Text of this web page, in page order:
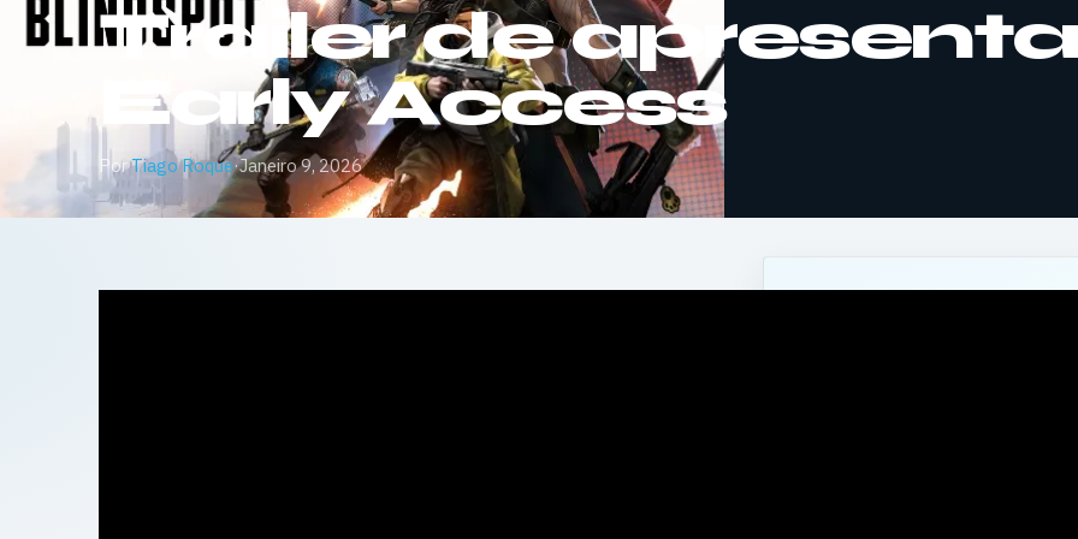
Trailer de
Early Access
PorTiago Roque·Janeiro 9, 2026